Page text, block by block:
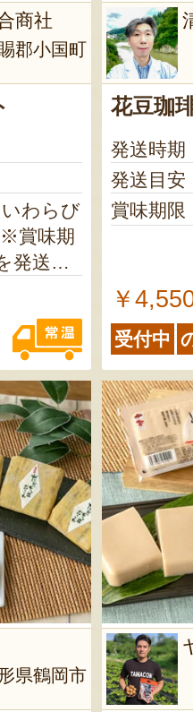
商社
郡小国町
わらび
発送し
発送し
6ヶ月
の商品
す 短
1年 ※
商品を
花豆珈
発送時期
発送目安
賞味期限
￥
受付中
県鶴岡市